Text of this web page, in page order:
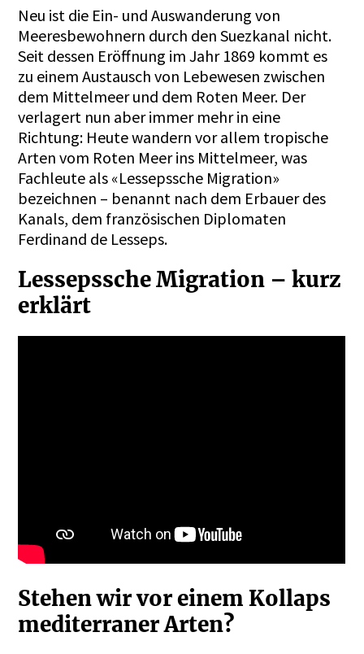
Neu ist die Ein- und Auswanderung von
Meeresbewohnern durch den Suezkanal nicht.
Seit dessen Eröffnung im Jahr 1869 kommt es
zu einem Austausch von Lebewesen zwischen
dem Mittelmeer und dem Roten Meer. Der
verlagert nun aber immer mehr in eine
Richtung: Heute wandern vor allem tropische
Arten vom Roten Meer ins Mittelmeer, was
Fachleute als «Lessepssche Migration»
bezeichnen – benannt nach dem Erbauer des
Kanals, dem französischen Diplomaten
Ferdinand de Lesseps.
Lessepssche Migration – kurz
erklärt
Stehen wir vor einem Kollaps
mediterraner Arten?